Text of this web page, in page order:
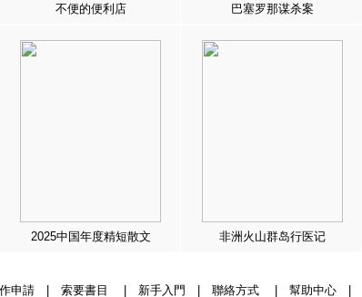
不便的便利店 巴塞罗那谋杀案
2025中国年度精短散文 非洲火山群岛行医记
申請| 索要書目 新手入門 聯絡方式| 幫助中心|